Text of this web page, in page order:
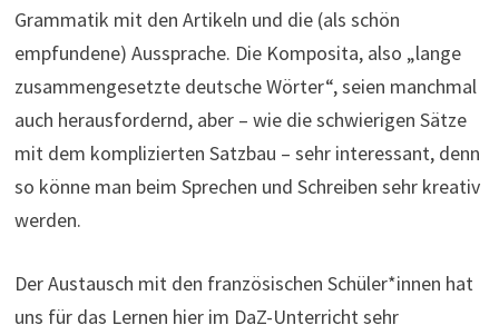
Grammatik mit den Artikeln und die (als schön
empfundene) Aussprache. Die Komposita, also „lange
zusammengesetzte deutsche Wörter“, seien manchmal
auch herausfordernd, aber – wie die schwierigen Sätze
mit dem komplizierten Satzbau – sehr interessant, denn
so könne man beim Sprechen und Schreiben sehr kreativ
werden.
Der Austausch mit den französischen Schüler*innen hat
uns für das Lernen hier im DaZ-Unterricht sehr